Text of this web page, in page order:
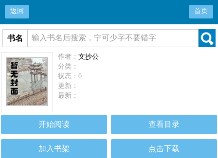
返回 首页
书名
作者：文抄公
分类：
状态：0
更新：
最新：
开始阅读 查看目录
加入书架 点击下载